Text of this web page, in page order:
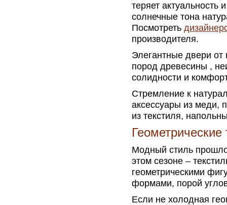
теряет актуальность
солнечные тона
Посмотреть
производителя.
Элегантные двери от
пород древесины ,
солидности и
Стремление к
аксессуары из меди,
из текстиля,
Модный стиль
этом сезоне –
геометрическими
формами, порой
Если не холодная